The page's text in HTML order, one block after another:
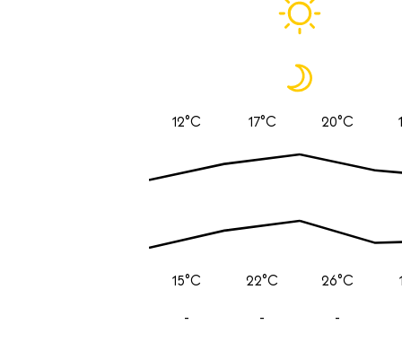
12°C
15°C
-
17°C
22°C
-
20°C
26°C
-